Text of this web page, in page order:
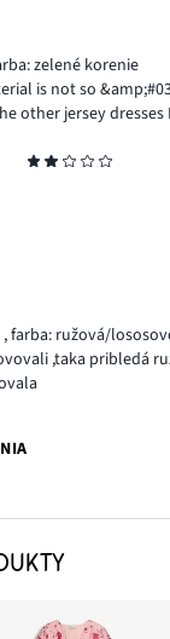
zelené korenie
is not so
other jersey
,farba: ružová/
,taka pribledá